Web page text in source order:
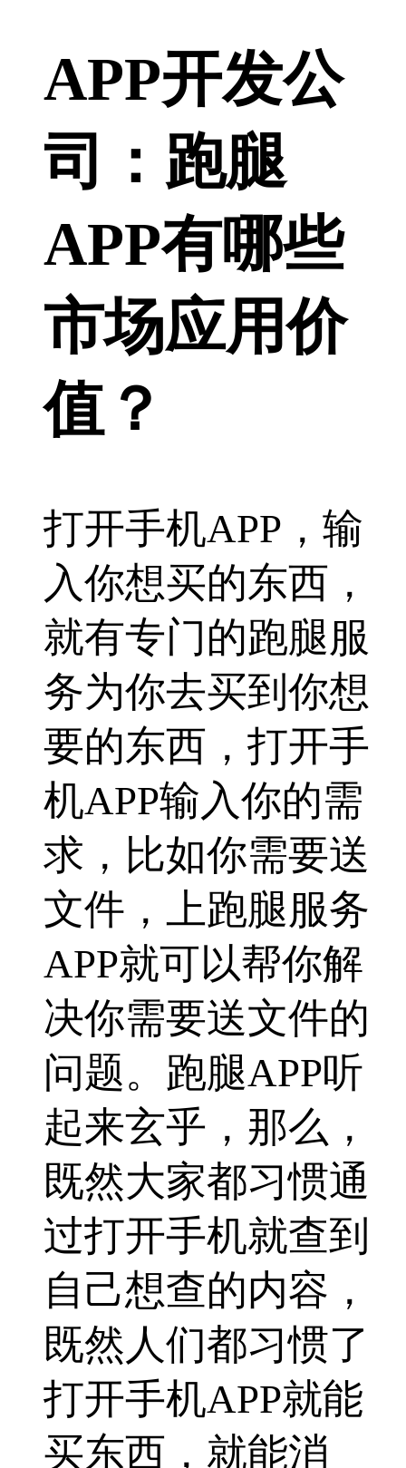
APP开发公
司：跑腿
APP有哪些
市场应用价
值？
打开手机APP，输
入你想买的东西，
就有专门的跑腿服
务为你去买到你想
要的东西，打开手
机APP输入你的需
求，比如你需要送
文件，上跑腿服务
APP就可以帮你解
决你需要送文件的
问题。跑腿APP听
起来玄乎，那么，
既然大家都习惯通
过打开手机就查到
自己想查的内容，
既然人们都习惯了
打开手机APP就能
买东西，就能消